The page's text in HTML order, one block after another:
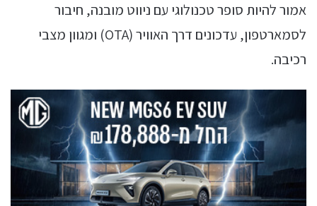
אמור להיות סופר טכנולוגי עם ניווט מובנה, חיבור
לסמארטפון, עדכונים דרך האוויר (OTA) ומגוון מצבי
רכיבה.